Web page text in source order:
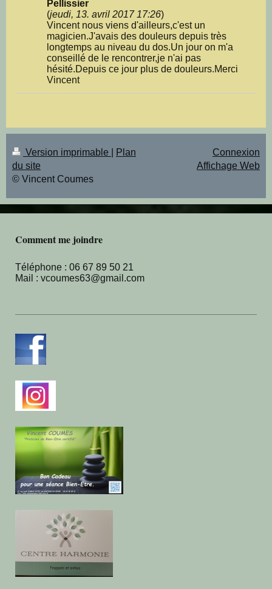
Pellissier
(jeudi, 13. avril 2017 17:26)
Vincent nous viens d'ailleurs,c'est un
magicien.J'avais des douleurs depuis très
longtemps au niveau du dos.Un jour on m'a
conseillé de le rencontrer,je n'ai pas
hésité.Depuis ce jour plus de douleurs.Merci
Vincent
Version imprimable
Plan
du site
© Vincent Coumes
Connexion
Affichage Web
Comment me joindre
Téléphone : 06 67 89 50 21
Mail : vcoumes63@gmail.com